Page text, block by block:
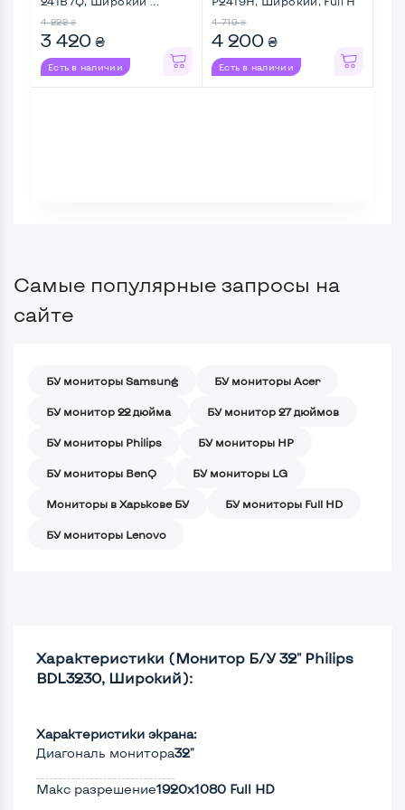
4 222 ₴
3 420 ₴
Есть в наличии
4 719 ₴
4 200 ₴
Есть в наличии
Самые популярные запросы на
сайте
БУ мониторы Samsung БУ мониторы Acer
БУ монитор 22 дюйма БУ монитор 27 дюймов
БУ мониторы Philips БУ мониторы HP
БУ мониторы BenQ БУ мониторы LG
Мониторы в Харькове БУ БУ мониторы Full HD
БУ мониторы Lenovo
Характеристики (Монитор Б/У 32" Philips
BDL3230, Широкий):
Характеристики экрана:
Диагональ монитора32"
Макс разрешение1920x1080 Full HD